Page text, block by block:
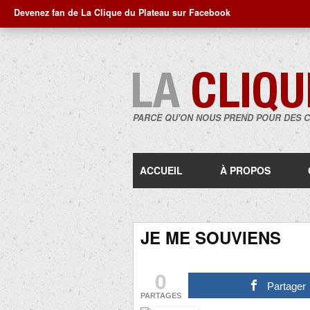
Devenez fan de La Clique du Plateau sur Facebook
PARCE QU'ON NOUS PREND POUR DES
ACCUEIL À PROPOS
JE ME SOUVIENS
0
PARTAGES
Partager